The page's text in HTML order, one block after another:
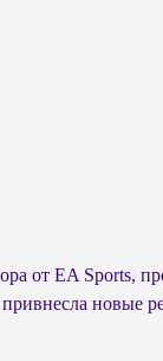
от EA Sports,
новые